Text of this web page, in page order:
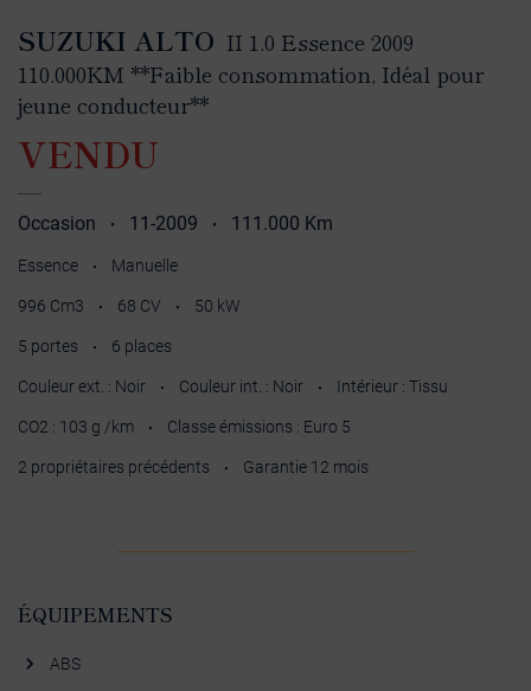
SUZUKI ALTO II 1.0 Essence 2009
110.000KM **Faible consommation, Idéal pour
jeune conducteur**
VENDU
Occasion • 11-2009 • 111.000 Km
Essence • Manuelle
996 Cm3 • 68 CV • 50 kW
5 portes • 6 places
Couleur ext. : Noir • Couleur int. : Noir • Intérieur : Tissu
CO2 : 103 g /km • Classe émissions : Euro 5
2 propriétaires précédents • Garantie 12 mois
ÉQUIPEMENTS
ABS